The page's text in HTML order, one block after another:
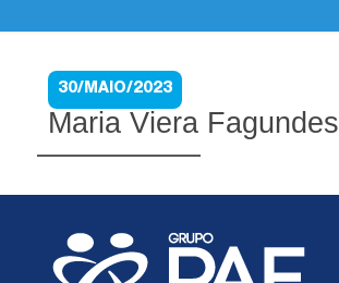
30/MAIO/2023
Maria Viera Fagundes